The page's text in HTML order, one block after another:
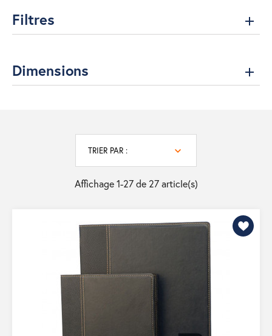
Filtres
Dimensions
TRIER PAR :
Affichage 1-27 de 27 article(s)